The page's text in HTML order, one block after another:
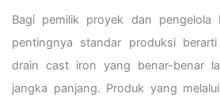
Bagi pemilik proyek dan pengelola
pentingnya standar produksi
drain cast iron yang benar-benar
jangka panjang. Produk yang